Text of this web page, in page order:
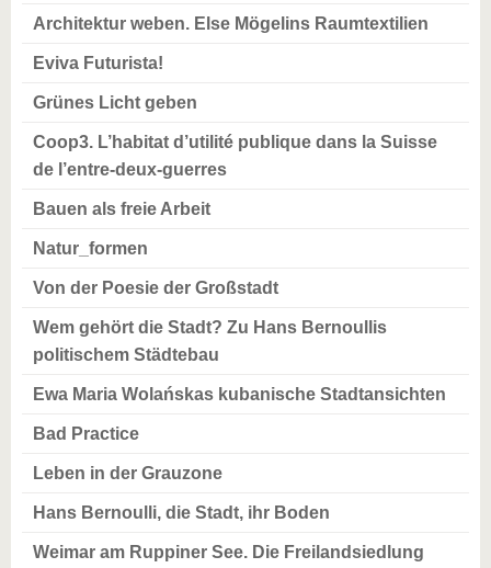
Architektur weben. Else Mögelins Raumtextilien
Eviva Futurista!
Grünes Licht geben
Coop3. L’habitat d’utilité publique dans la Suisse
de l’entre-deux-guerres
Bauen als freie Arbeit
Natur_formen
Von der Poesie der Großstadt
Wem gehört die Stadt? Zu Hans Bernoullis
politischem Städtebau
Ewa Maria Wolańskas kubanische Stadtansichten
Bad Practice
Leben in der Grauzone
Hans Bernoulli, die Stadt, ihr Boden
Weimar am Ruppiner See. Die Freilandsiedlung